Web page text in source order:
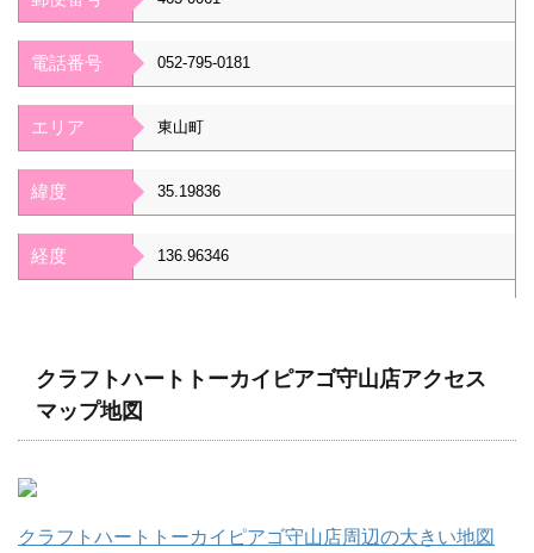
電話番号 052-795-0181
エリア 東山町
緯度 35.19836
経度 136.96346
クラフトハートトーカイピアゴ守山店アクセス
マップ地図
クラフトハートトーカイピアゴ守山店周辺の大きい地図